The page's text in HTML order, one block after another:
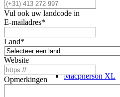
Macpherson XL
Vul ook uw landcode in
E-mailadres*
Land*
Website
Opmerkingen